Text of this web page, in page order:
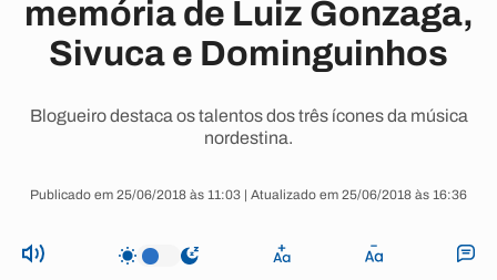
memória de Luiz Gonzaga,
Sivuca e Dominguinhos
Blogueiro destaca os talentos dos três ícones da música
nordestina.
Publicado em 25/06/2018 às 11:03 | Atualizado em 25/06/2018 às 16:36